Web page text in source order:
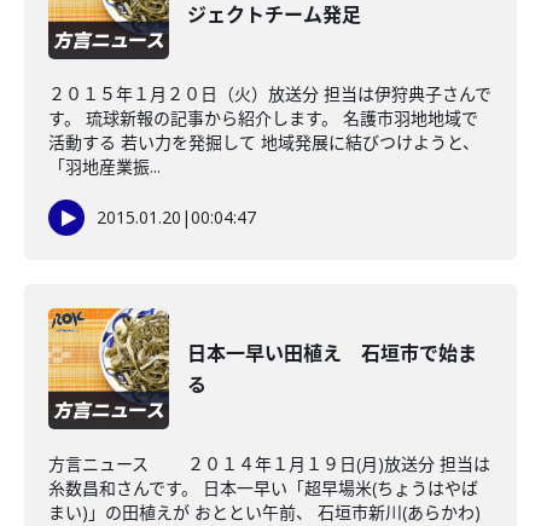
ジェクトチーム発足
２０１５年１月２０日（火）放送分 担当は伊狩典子さんで
す。 琉球新報の記事から紹介します。 名護市羽地地域で
活動する 若い力を発掘して 地域発展に結びつけようと、
「羽地産業振...
2015.01.20 |00:04:47
日本一早い田植え 石垣市で始ま
る
方言ニュース ２０１４年１月１９日(月)放送分 担当は
糸数昌和さんです。 日本一早い「超早場米(ちょうはやば
まい)」の田植えが おととい午前、 石垣市新川(あらかわ)